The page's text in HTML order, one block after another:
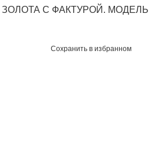
С ФАКТУРОЙ. МОДЕЛЬ
Сохранить в избранном